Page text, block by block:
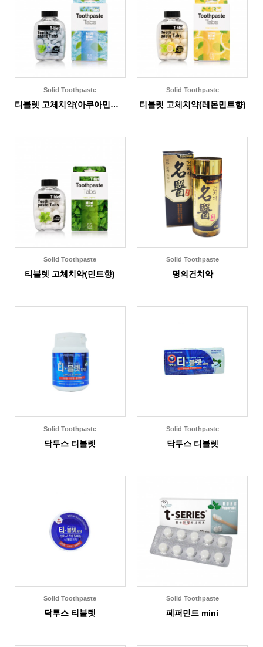
Solid Toothpaste
티블렛 고체치약(아쿠아민트향)
Solid Toothpaste
티블렛 고체치약(레몬민트향)
Solid Toothpaste
티블렛 고체치약(민트향)
Solid Toothpaste
명의건치약
Solid Toothpaste
닥투스 티블렛
Solid Toothpaste
닥투스 티블렛
Solid Toothpaste
닥투스 티블렛
Solid Toothpaste
페퍼민트 mini